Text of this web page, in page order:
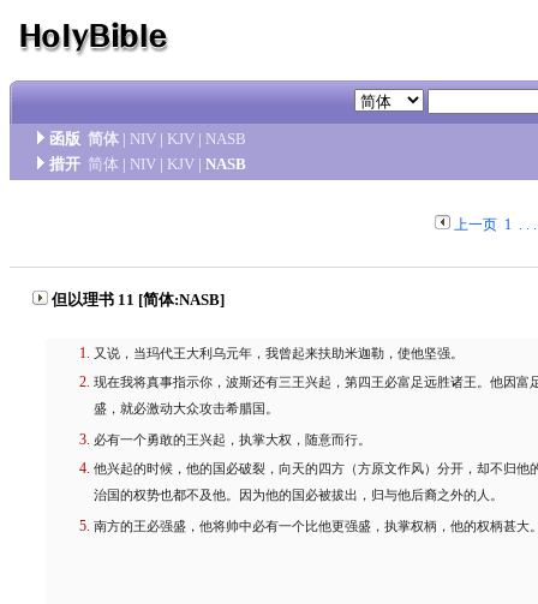
函版 简体 | NIV | KJV | NASB
措开 简体 | NIV | KJV | NASB
上一页 1. .
但以理书 11 [简体:NASB]
又说，当玛代王大利乌元年，我曾起来扶助米迦勒，使他坚强。
现在我将真事指示你，波斯还有三王兴起，第四王必富足远胜诸王。他因富
盛，就必激动大众攻击希腊国。
必有一个勇敢的王兴起，执掌大权，随意而行。
他兴起的时候，他的国必破裂，向天的四方（方原文作风）分开，却不归他
治国的权势也都不及他。因为他的国必被拔出，归与他后裔之外的人。
南方的王必强盛，他将帅中必有一个比他更强盛，执掌权柄，他的权柄甚大